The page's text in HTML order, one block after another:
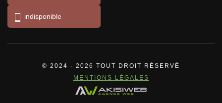
indisponible
© 2024 - 2026 TOUT DROIT RÉSERVÉ
MENTIONS LÉGALES